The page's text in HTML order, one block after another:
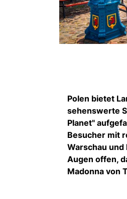
Polen bietet
sehenswerte
Planet"
Besucher mit
Warschau und
Augen offen,
Madonna von